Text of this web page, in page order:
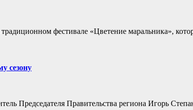
фестивале «Цветение маральника»,
сезону
Председателя Правительства региона Игорь